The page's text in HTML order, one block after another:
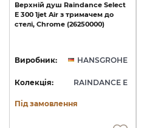
Верхній душ Raindance Select
E 300 1jet Air з тримачем до
стелі, Chrome (26250000)
Виробник: HANSGROHE
Колекція: RAINDANCE E
Під замовлення